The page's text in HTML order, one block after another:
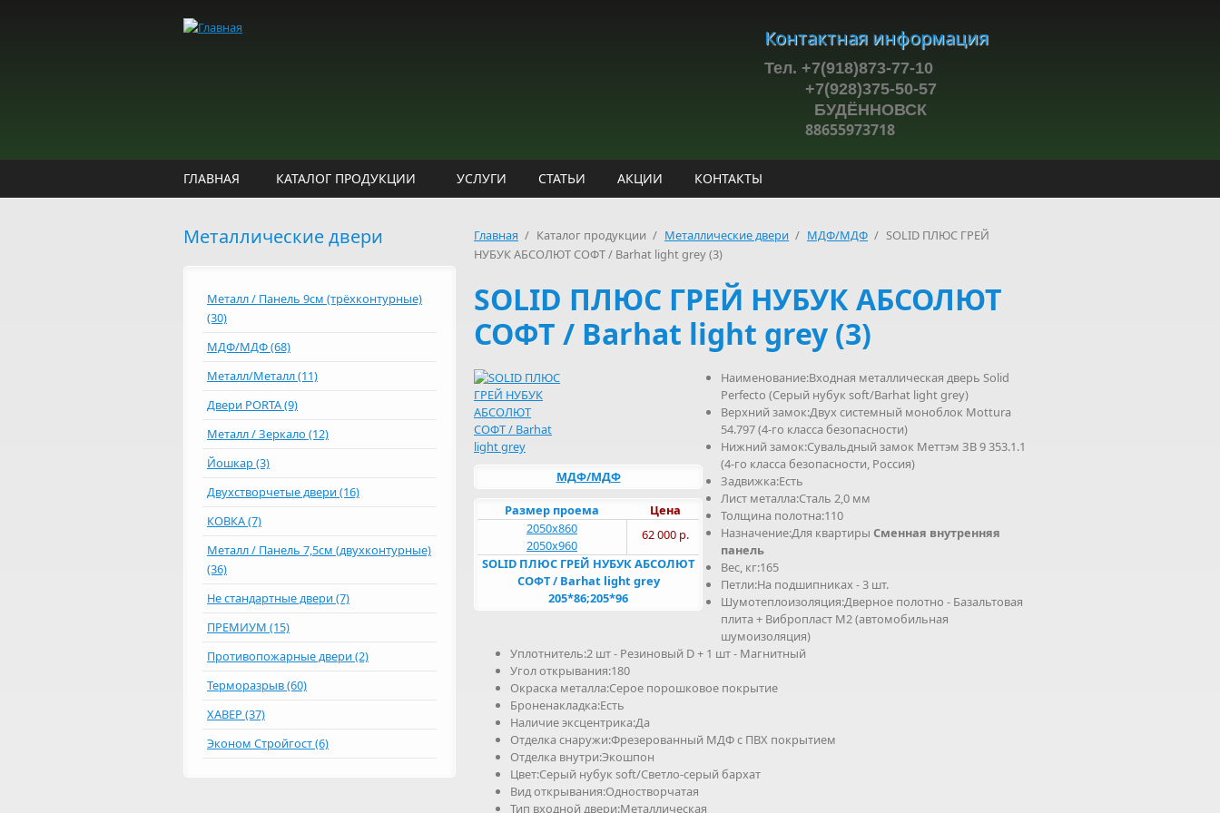
Контактная информация
Тел. +7(918)873-77-10
+7(928)375-50-57
БУДЁННОВСК
88655973718
ГЛАВНАЯ КАТАЛОГ ПРОДУКЦИИ УСЛУГИ СТАТЬИ АКЦИИ КОНТАКТЫ
Металлические двери
Металл / Панель 9см (трёхконтурные)
(30)
МДФ/МДФ (68)
Металл/Металл (11)
Двери PORTA (9)
Металл / Зеркало (12)
Йошкар (3)
Двухстворчетые двери (16)
КОВКА (7)
Металл / Панель 7,5см (двухконтурные)
(36)
Не стандартные двери (7)
ПРЕМИУМ (15)
Противопожарные двери (2)
Терморазрыв (60)
ХАВЕР (37)
Эконом Стройгост (6)
Главная / Каталог продукции / Металлические двери / МДФ/МДФ / SOLID ПЛЮС ГРЕЙ
НУБУК АБСОЛЮТ СОФТ / Barhat light grey (3)
SOLID ПЛЮС ГРЕЙ НУБУК АБСОЛЮТ
СОФТ / Barhat light grey (3)
МДФ/МДФ
Цена
Размер проема
62 000 р.
2050х860
2050х960
SOLID ПЛЮС ГРЕЙ НУБУК АБСОЛЮТ
СОФТ / Barhat light grey
205*86;205*96
Наименование:Входная металлическая дверь Solid
Perfecto (Cерый нубук soft/Barhat light grey)
Верхний замок:Двух системный моноблок Mottura
54.797 (4-го класса безопасности)
Нижний замок:Сувальдный замок Меттэм ЗВ 9 353.1.1
(4-го класса безопасности, Россия)
Задвижка:Есть
Лист металла:Сталь 2,0 мм
Толщина полотна:110
Назначение:Для квартиры Сменная внутренняя
панель
Вес, кг:165
Петли:На подшипниках - 3 шт.
Шумотеплоизоляция:Дверное полотно - Базальтовая
плита + Вибропласт М2 (автомобильная
шумоизоляция)
Уплотнитель:2 шт - Резиновый D + 1 шт - Магнитный
Угол открывания:180
Окраска металла:Серое порошковое покрытие
Броненакладка:Есть
Наличие эксцентрика:Да
Отделка снаружи:Фрезерованный МДФ с ПВХ покрытием
Отделка внутри:Экошпон
Цвет:Cерый нубук soft/Светло-серый бархат
Вид открывания:Одностворчатая
Тип входной двери:Металлическая